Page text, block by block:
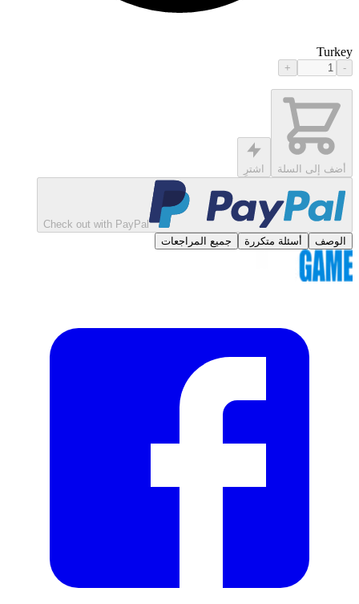
Turkey
-
+
أضف إلى السلة اشترِ
Check out with PayPal
الوصف
أسئلة متكررة جميع المراجعات